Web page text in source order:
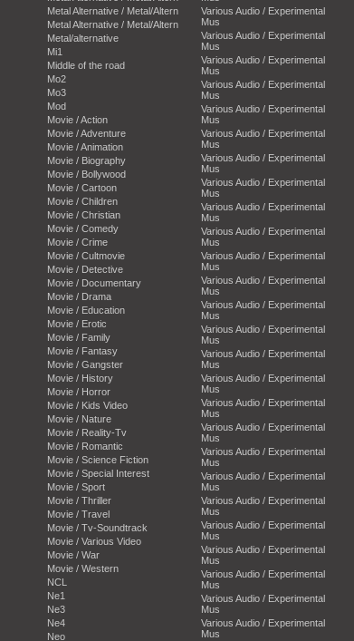
Metal Alternative / Metal/Altern
Metal Alternative / Metal/Altern
Metal/alternative
Mi1
Middle of the road
Mo2
Mo3
Mod
Movie / Action
Movie / Adventure
Movie / Animation
Movie / Biography
Movie / Bollywood
Movie / Cartoon
Movie / Children
Movie / Christian
Movie / Comedy
Movie / Crime
Movie / Cultmovie
Movie / Detective
Movie / Documentary
Movie / Drama
Movie / Education
Movie / Erotic
Movie / Family
Movie / Fantasy
Movie / Gangster
Movie / History
Movie / Horror
Movie / Kids Video
Movie / Nature
Movie / Reality-Tv
Movie / Romantic
Movie / Science Fiction
Movie / Special Interest
Movie / Sport
Movie / Thriller
Movie / Travel
Movie / Tv-Soundtrack
Movie / Various Video
Movie / War
Movie / Western
NCL
Ne1
Ne3
Ne4
Neo
Various Audio / Experimental
Mus
Various Audio / Experimental
Mus
Various Audio / Experimental
Mus
Various Audio / Experimental
Mus
Various Audio / Experimental
Mus
Various Audio / Experimental
Mus
Various Audio / Experimental
Mus
Various Audio / Experimental
Mus
Various Audio / Experimental
Mus
Various Audio / Experimental
Mus
Various Audio / Experimental
Mus
Various Audio / Experimental
Mus
Various Audio / Experimental
Mus
Various Audio / Experimental
Mus
Various Audio / Experimental
Mus
Various Audio / Experimental
Mus
Various Audio / Experimental
Mus
Various Audio / Experimental
Mus
Various Audio / Experimental
Mus
Various Audio / Experimental
Mus
Various Audio / Experimental
Mus
Various Audio / Experimental
Mus
Various Audio / Experimental
Mus
Various Audio / Experimental
Mus
Various Audio / Experimental
Mus
Various Audio / Experimental
Mus